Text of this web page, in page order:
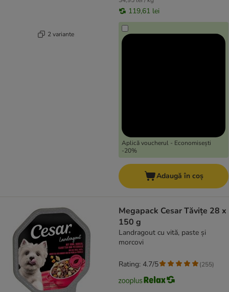
2 variante
119,61 lei
Aplică voucherul - Economisești
-20%
Adaugă în coș
Megapack Cesar Tăvițe 28 x
150 g
Landragout cu vită, paste și
morcovi
Rating: 4.7/5 (255)